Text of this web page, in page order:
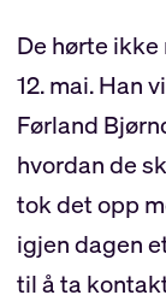
De hørte
12. mai. Han
Førland
hvordan de
tok det opp
igjen dagen
til å ta